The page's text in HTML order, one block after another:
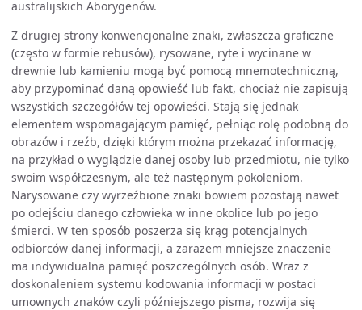
australijskich Aborygenów.
Z drugiej strony konwencjonalne znaki, zwłaszcza graficzne
(często w formie rebusów), rysowane, ryte i wycinane w
drewnie lub kamieniu mogą być pomocą mnemotechniczną,
aby przypominać daną opowieść lub fakt, chociaż nie zapisują
wszystkich szczegółów tej opowieści. Stają się jednak
elementem wspomagającym pamięć, pełniąc rolę podobną do
obrazów i rzeźb, dzięki którym można przekazać informację,
na przykład o wyglądzie danej osoby lub przedmiotu, nie tylko
swoim współczesnym, ale też następnym pokoleniom.
Narysowane czy wyrzeźbione znaki bowiem pozostają nawet
po odejściu danego człowieka w inne okolice lub po jego
śmierci. W ten sposób poszerza się krąg potencjalnych
odbiorców danej informacji, a zarazem mniejsze znaczenie
ma indywidualna pamięć poszczególnych osób. Wraz z
doskonaleniem systemu kodowania informacji w postaci
umownych znaków czyli późniejszego pisma, rozwija się